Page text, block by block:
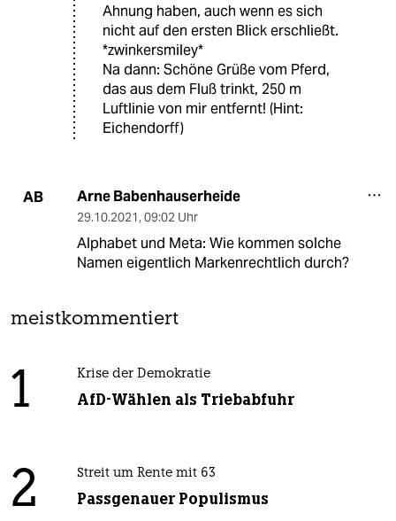
Ahnung haben, auch wenn es sich
nicht auf den ersten Blick erschließt.
*zwinkersmiley*
Na dann: Schöne Grüße vom Pferd,
das aus dem Fluß trinkt, 250 m
Luftlinie von mir entfernt! (Hint:
Eichendorff)
AB Arne Babenhauserheide
29.10.2021, 09:02 Uhr
Alphabet und Meta: Wie kommen solche
Namen eigentlich Markenrechtlich durch?
meistkommentiert
1 Krise der Demokratie
AfD-Wählen als Triebabfuhr
2 Streit um Rente mit 63
Passgenauer Populismus